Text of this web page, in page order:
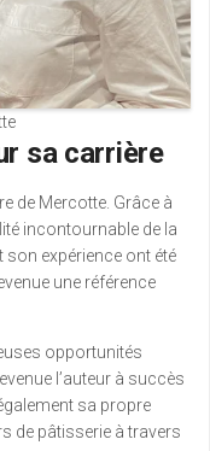
sa carrière
de Mercotte. Grâce à
incontournable de la
son expérience ont été
une référence
opportunités
l’auteur à succès
sa propre
de pâtisserie à travers